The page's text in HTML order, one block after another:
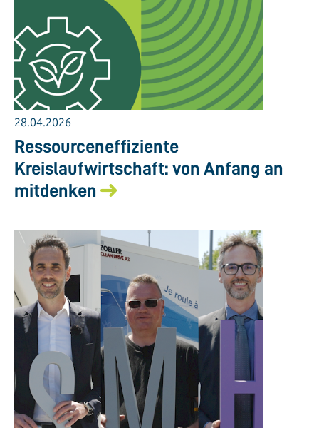
28.04.2026
Ressourceneffiziente
Kreislaufwirtschaft: von Anfang an
mitdenken